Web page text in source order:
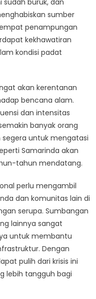
sudah buruk, dan
sumber
penampungan
kekhawatiran
kondisi padat
akan kerentanan
bencana alam.
dan intensitas
banyak orang
segera untuk mengatasi
Samarinda akan
tahun mendatang.
perlu mengambil
dan komunitas lain di
serupa. Sumbangan
lainnya sangat
untuk membantu
Dengan
pulih dari krisis ini
lebih tangguh bagi